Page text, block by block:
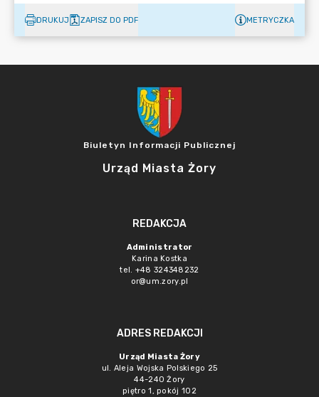
DRUKUJ ZAPISZ DO PDF METRYCZKA
Biuletyn Informacji Publicznej
Urząd Miasta Żory
REDAKCJA
Administrator
Karina Kostka
tel. +48 324348232
or@um.zory.pl
ADRES REDAKCJI
Urząd Miasta Żory
ul. Aleja Wojska Polskiego 25
44-240 Żory
piętro 1, pokój 102